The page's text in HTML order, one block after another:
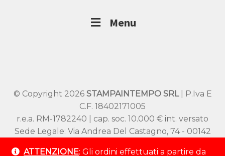
ATTENZIONE: Gli ordini effettuati a partire da
Menu
© Copyright 2026 STAMPAINTEMPO SRL| P.Iva E
C.F. 18402171005
r.e.a. RM-1782240 | cap. soc. 10.000 € int. versato
Sede Legale: Via Andrea Del Castagno, 74 - 00142